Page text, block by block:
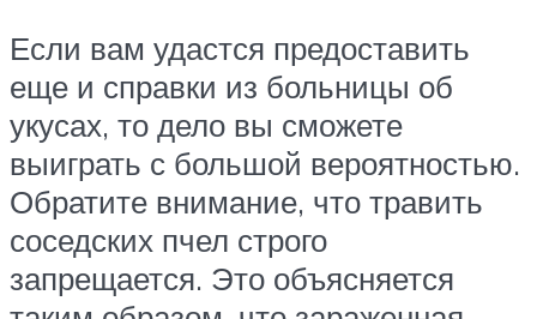
Если вам удастся предоставить
еще и справки из больницы об
укусах, то дело вы сможете
выиграть с большой вероятностью.
Обратите внимание, что травить
соседских пчел строго
запрещается. Это объясняется